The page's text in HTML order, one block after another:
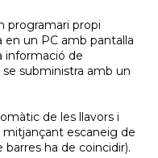
programari propi
en un PC amb pantalla
informació de
subministra amb un
de les llavors i
escaneig de
ha de coincidir).